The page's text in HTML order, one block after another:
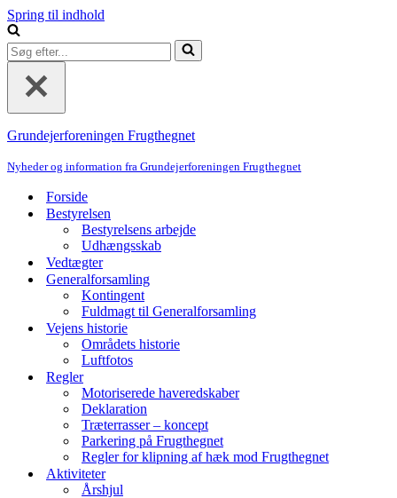
Spring til indhold
Søg
efter...
Grundejerforeningen Frugthegnet
Nyheder og information fra Grundejerforeningen Frugthegnet
Forside
Bestyrelsen
Bestyrelsens arbejde
Udhængsskab
Vedtægter
Generalforsamling
Kontingent
Fuldmagt til Generalforsamling
Vejens historie
Områdets historie
Luftfotos
Regler
Motoriserede haveredskaber
Deklaration
Træterrasser – koncept
Parkering på Frugthegnet
Regler for klipning af hæk mod Frugthegnet
Aktiviteter
Årshjul